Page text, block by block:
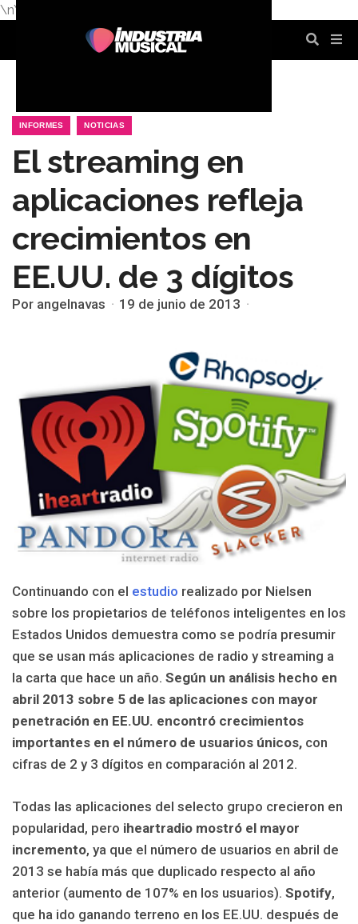
\n\n
INFORMES NOTICIAS
El streaming en
aplicaciones refleja
crecimientos en
EE.UU. de 3 dígitos
Por angelnavas 19 de junio de 2013
Continuando con el estudio realizado por Nielsen
sobre los propietarios de teléfonos inteligentes en los
Estados Unidos demuestra como se podría presumir
que se usan más aplicaciones de radio y streaming a
la carta que hace un año. Según un análisis hecho en
abril 2013 sobre 5 de las aplicaciones con mayor
penetración en EE.UU. encontró crecimientos
importantes en el número de usuarios únicos, con
cifras de 2 y 3 dígitos en comparación al 2012.
Todas las aplicaciones del selecto grupo crecieron en
popularidad, pero iheartradio mostró el mayor
incremento, ya que el número de usuarios en abril de
2013 se había más que duplicado respecto al año
anterior (aumento de 107% en los usuarios). Spotify,
que ha ido ganando terreno en los EE.UU. después de